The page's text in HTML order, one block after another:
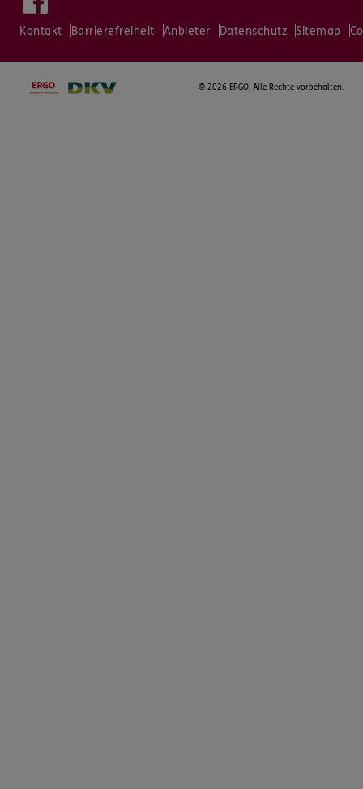
Kontakt Barrierefreiheit Anbieter Datenschutz Sitemap
© 2026 ERGO. Alle Rechte vorbehalten.